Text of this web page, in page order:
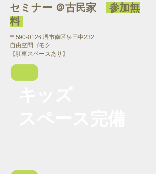
セミナー ＠古民家
参加無
料
〒590-0126 堺市南区泉田中232
​自由空間ゴモク
【駐車スペースあり】